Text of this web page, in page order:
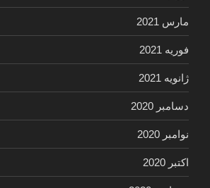
مارس 2021
فوریه 2021
ژانویه 2021
دسامبر 2020
نوامبر 2020
اکتبر 2020